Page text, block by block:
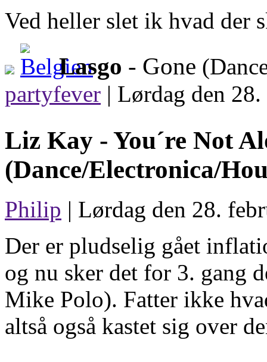
Ved heller slet ik hvad der
Lasgo - Gone
partyfever | Lørdag den
Liz Kay - You´re Not
(Dance/Electronica/
Philip | Lørdag den 28.
Der er pludselig gået
og nu sker det for 3. gang
Mike Polo). Fatter ikke
altså også kastet sig over